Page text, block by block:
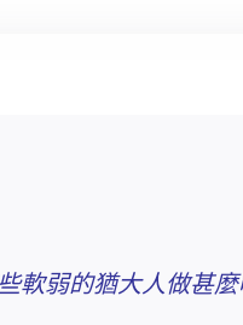
軟弱的猶大人做甚